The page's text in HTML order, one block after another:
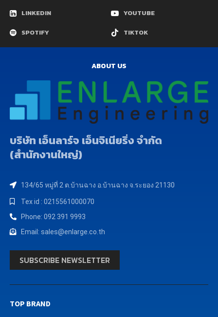
LINKEDIN YOUTUBE
SPOTIFY TIKTOK
ABOUT US
บริษัท เอ็นลาร์จ เอ็นจิเนียริ่ง จำกัด
(สำนักงานใหญ่)
134/65 หมู่ที่ 2 ต.บ้านฉาง อ.บ้านฉาง จ.ระยอง 21130
Tex id : 0215561000070
Phone: 092 391 9993
Email: sales@enlarge.co.th
SUBSCRIBE NEWSLETTER
TOP BRAND